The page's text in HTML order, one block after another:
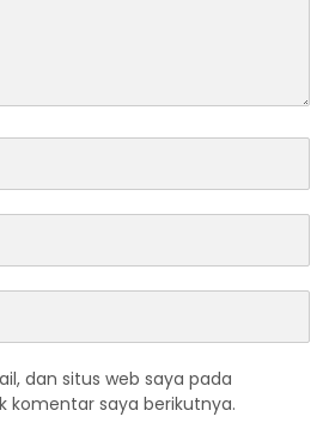
dan situs web saya pada
komentar saya berikutnya.